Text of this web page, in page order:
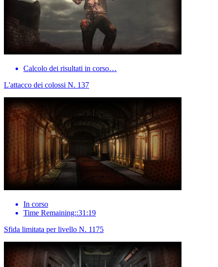
Calcolo dei risultati in corso…
L'attacco dei colossi N. 137
In corso
Time Remaining::31:19
Sfida limitata per livello N. 1175